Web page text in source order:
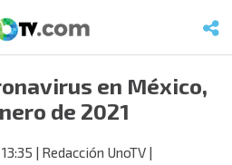
en México,
de 2021
13:35 | Redacción UnoTV |